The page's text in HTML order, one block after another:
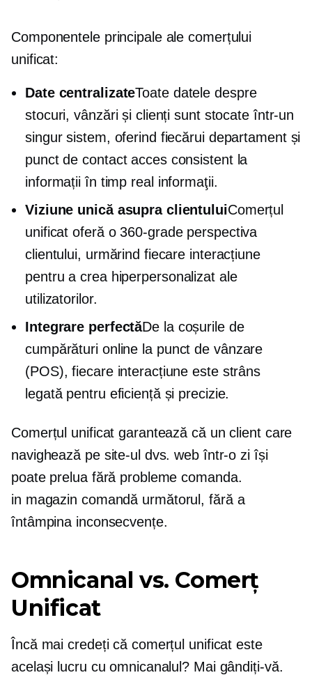
Componentele principale ale comerțului
unificat:
Date centralizateToate datele despre
stocuri, vânzări și clienți sunt stocate într-un
singur sistem, oferind fiecărui departament și
punct de contact acces consistent la
informațiiîn timp real informaţii.
Viziune unică asupra clientuluiComerțul
unificat oferă o360-gradeperspectiva
clientului, urmărind fiecare interacțiune
pentru a crea hiperpersonalizatale
utilizatorilor.
Integrare perfectăDe la coșurile de
cumpărături online la punct de vânzare
(POS), fiecare interacțiune este strâns
legată pentru eficiență și precizie.
Comerțul unificat garantează că un client care
navighează pe site-ul dvs. web într-o zi își
poate prelua fără probleme comanda.
in magazin comandă următorul, fără a
întâmpina inconsecvențe.
Omnicanal vs. Comerț
Unificat
Încă mai credeți că comerțul unificat este
același lucru cu omnicanalul? Mai gândiți-vă.